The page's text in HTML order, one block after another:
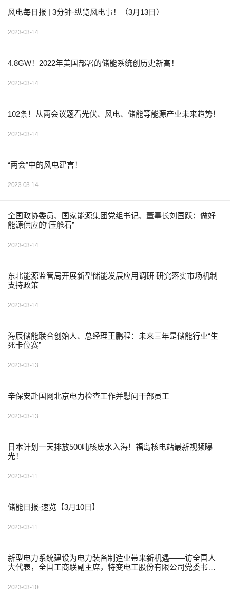
风电每日报 | 3分钟·纵览风电事！（3月13日）
2023-03-14
4.8GW！2022年美国部署的储能系统创历史新高！
2023-03-14
102条！从两会议题看光伏、风电、储能等能源产业未来趋势！
2023-03-14
“两会”中的风电建言！
2023-03-14
全国政协委员、国家能源集团党组书记、董事长刘国跃：做好
能源供应的“压舱石”
2023-03-14
东北能源监管局开展新型储能发展应用调研 研究落实市场机制
支持政策
2023-03-14
海辰储能联合创始人、总经理王鹏程：未来三年是储能行业“生
死卡位赛”
2023-03-13
辛保安赴国网北京电力检查工作并慰问干部员工
2023-03-13
日本计划一天排放500吨核废水入海！福岛核电站最新视频曝
光！
2023-03-11
储能日报·速览【3月10日】
2023-03-11
新型电力系统建设为电力装备制造业带来新机遇——访全国人
大代表，全国工商联副主席，特变电工股份有限公司党委书
2023-03-10